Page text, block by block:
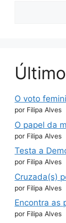
O voto
por Filipa Alves
O papel da
por Filipa Alves
Testa a
por Filipa Alves
Cruzada(s)
por Filipa Alves
Encontra as
por Filipa Alves